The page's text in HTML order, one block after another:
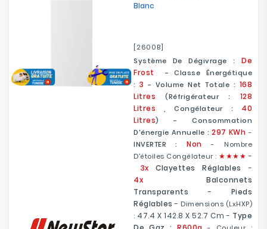
Blanc
[2600B]
Système De Dégivrage :
De
Frost
- Classe Énergétique
: 3 - Volume Net Totale : 168
Litres (Réfrigérateur : 128
Litres , Congélateur :
40
Litres) - Consommation
D'énergie Annuelle :297 KWh-
INVERTER :Non- Nombre
D'étoiles Congélateur : ★★★★ -
3xClayettes Réglables
-
4x
Balconnets
Transparents - Pieds
Réglables- Dimensions (LxHXP)
: 47.4 X 142.8 X 52.7 Cm- Type